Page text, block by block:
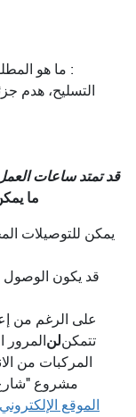
: ما هو
التسليح، هدم
ما
يمكن للتوصيلات
قد يكون
على الرغم من
لنتتمكن
المركبات من
مشروع "شارع
الموقع